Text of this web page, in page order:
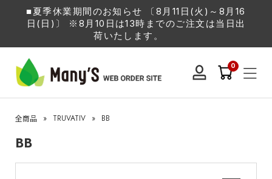
■夏季休業期間のお知らせ 〔8月11日(火)～8月16
日(日)〕 ※8月10日は13時までのご注文は当日出
荷いたします。
0
全商品 » TRUVATIV » BB
BB